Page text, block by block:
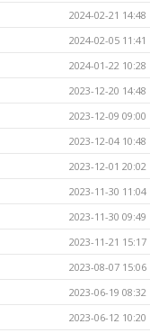
2024-02-21 14:48
2024-02-05 11:41
2024-01-22 10:28
2023-12-20 14:48
2023-12-09 09:00
2023-12-04 10:48
2023-12-01 20:02
2023-11-30 11:04
2023-11-30 09:49
2023-11-21 15:17
2023-08-07 15:06
2023-06-19 08:32
2023-06-12 10:20